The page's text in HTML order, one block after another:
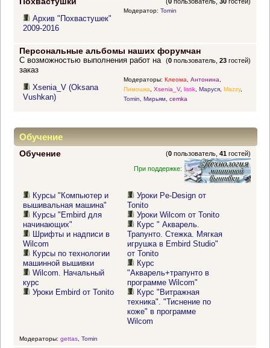
Архив "Похвастушек"
2009-2016
Модератор: Tomin
Персональные альбомы наших форумчан
(0 пользователь,23 гостей)
С возможностью выполнения работ на
заказ
Xsenia_V (Oksana
Vushkan)
Модераторы: Клеома, Антонина,
Пимошка, Xsenia_V, listik, Маруся, Mazzy,
Tomin, Мирьям, cemka
Обучение
Обучение (0 пользователь,41 гостей)
При поддержке:
Курсы "Компьютер и
вышивальная машина"
Курсы "Embird для
начинающих"
Шрифты и надписи в
Wilcom
Курсы по технологии
машинной вышивки
Wilcom. Начальный
курс
Уроки Embird от Tonito
Уроки Pe-Design от
Tonito
Уроки Wilcom от Tonito
Курс " Акварель.
Трапунто. Стежка. Мягкая
игрушка в Embird Studio"
от Tonito
Курс
"Акварель+трапунто в
программе Wilcom"
Курс "Витражная
техника". "Тиснение по
коже" в программе
Wilcom
Модераторы: gettas, Tomin